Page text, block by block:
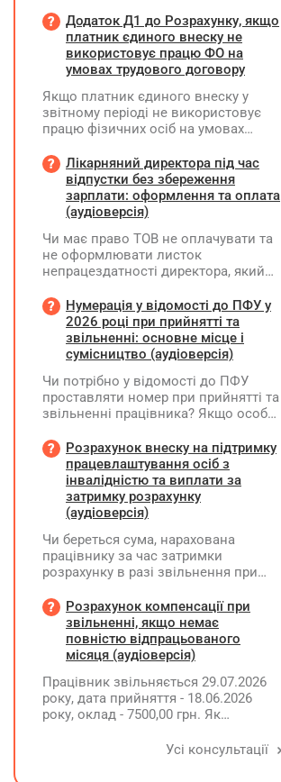
Додаток Д1 до Розрахунку, якщо
платник єдиного внеску не
використовує працю ФО на
умовах трудового договору
Якщо платник єдиного внеску у
звітному періоді не використовує
працю фізичних осіб на умовах
на інших умовах, передбачених
законодавством, Додаток Д1/
Додаток ФІЗ-Д1 за відповідний
період не подається
Лікарняний директора під час
відпустки без збереження
зарплати: оформлення та оплата
(аудіоверсія)
Чи має право ТОВ не оплачувати та
не оформлювати листок
непрацездатності директора, який
збереження заробітної плати під час
призупинення діяльності
підприємства?
Нумерація у відомості до ПФУ у
2026 році при прийнятті та
звільненні: основне місце і
сумісництво (аудіоверсія)
Чи потрібно у відомості до ПФУ
проставляти номер при прийнятті та
звільненні працівника? Якщо особа
місцем роботи та за сумісництвом,
чи рахується це як два роботодавці?
Розрахунок внеску на підтримку
працевлаштування осіб з
інвалідністю та виплати за
затримку розрахунку
(аудіоверсія)
Чи береться сума, нарахована
працівнику за час затримки
розрахунку в разі звільнення при
заробітної плати (винагороди), для
розрахунку внеску на підтримку
працевлаштування осіб з
інвалідністю?
Розрахунок компенсації при
звільненні, якщо немає
повністю відпрацьованого
місяця (аудіоверсія)
Працівник звільняється 29.07.2026
року, дата прийняття - 18.06.2026
року, оклад - 7500,00 грн. Як
невикористаних днів відпустки при
Усі консультації